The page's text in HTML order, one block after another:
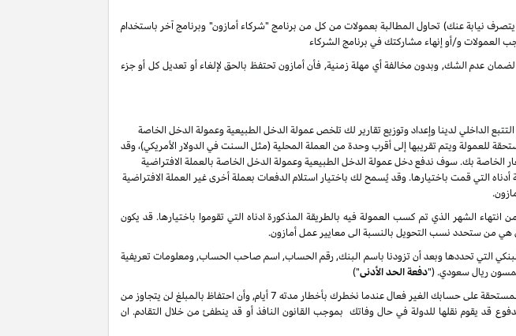
نيابة عنك) تحاول المطالبة بعمولات من كل من برنامج "شركاء أمازون" وبرنامج آخر باستخدام
العمولات و/أو إنهاء مشاركتك في برنامج الشركاء
الشك, وبدون مخالفة أي مهلة زمنية, فأن أمازون تحتفظ بالحق لإلغاء أو تعديل كل أو جزء
الداخلي لدينا وإعداد وتوزيع تقارير لك تلخص عمولة الدخل الطبيعية وعمولة الدخل الخاصة
للعمولة ويتم تقريبها إلى أقرب وحدة من العملة المحلية (مثل السنت في الدولار الأمريكي)، وقد
الخاصة بك. سوف ندفع دخل عمولة الدخل الطبيعية وعمولة الدخل الخاصة بالعملة الافتراضية
الموضحة أدناه التي قمت باختيارها. وقد يُسمح لك باختيار استلام الدفعات بعملة أخرى غير العملة الافتراضية
العمولة المعتاد ودخل العمولة الخاص في العملة الأساسية لموقع أمازون خلال 60 يوما من انتهاء الشهر الذي تم كسب العمولة فيه بالطريقة المذكورة ادناه التي تقوموا باختيارها. قد يكون
هي من ستحدد نسب التحويل بالنسبة الى معايير عمل أمازون.
التي تحددها وبعد أن تزودنا باسم البنك, رقم الحساب, اسم صاحب الحساب, ومعلومات تعريفية
ريال سعودي. ("دفعة الحد الأدنى")
في أي وقت واذا لم يكن هنالك تحرك فعال على حسابك لأخر 3 سنوات, فأنه بحقنا أن نحتفظ بدخل عمولاتك المستحقة على حسابك الغير فعال عندما نخطرك بأخطار مدته 7 أيام, وأن احتفاظ بالمبلغ لن يتجاوز من
قد يقوم نقلها للدولة في حال وفاتك بموجب القانون النافذ أو قد ينطفئ من خلال التقادم. ان